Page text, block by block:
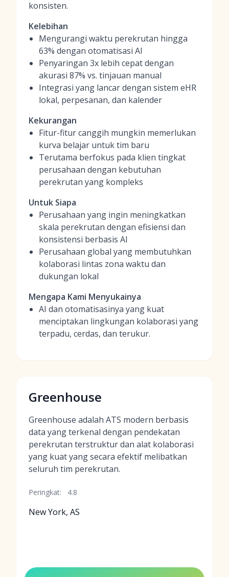
konsisten.
Kelebihan
Mengurangi waktu perekrutan hingga
63% dengan otomatisasi AI
Penyaringan 3x lebih cepat dengan
akurasi 87% vs. tinjauan manual
Integrasi yang lancar dengan sistem eHR
lokal, perpesanan, dan kalender
Kekurangan
Fitur-fitur canggih mungkin memerlukan
kurva belajar untuk tim baru
Terutama berfokus pada klien tingkat
perusahaan dengan kebutuhan
perekrutan yang kompleks
Untuk Siapa
Perusahaan yang ingin meningkatkan
skala perekrutan dengan efisiensi dan
konsistensi berbasis AI
Perusahaan global yang membutuhkan
kolaborasi lintas zona waktu dan
dukungan lokal
Mengapa Kami Menyukainya
AI dan otomatisasinya yang kuat
menciptakan lingkungan kolaborasi yang
terpadu, cerdas, dan terukur.
Greenhouse
Greenhouse adalah ATS modern berbasis
data yang terkenal dengan pendekatan
perekrutan terstruktur dan alat kolaborasi
yang kuat yang secara efektif melibatkan
seluruh tim perekrutan.
Peringkat: 4.8
New York, AS